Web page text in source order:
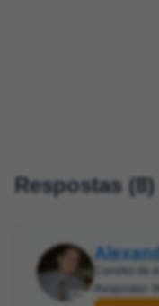
Respostas (8)
Corretor de
Respostas: